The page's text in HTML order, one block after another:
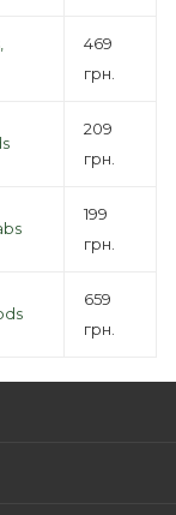
469
грн.
209
грн.
199
грн.
659
грн.